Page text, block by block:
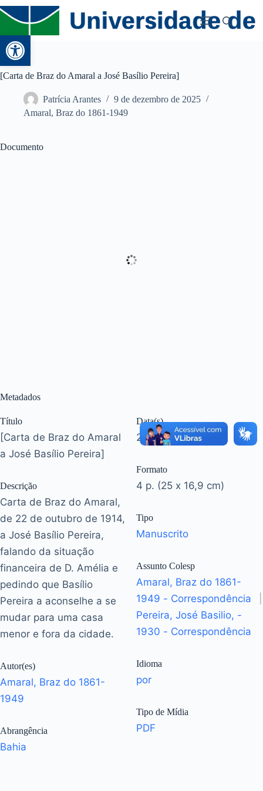
Abrir a barra de ferramentas
[Carta de Braz do Amaral a José Basílio Pereira]
Patrícia Arantes
9 de dezembro de 2025
Amaral, Braz do 1861-1949
Documento
Metadados
Título
[Carta de Braz do Amaral
a José Basílio Pereira]
Descrição
Carta de Braz do Amaral,
de 22 de outubro de 1914,
a José Basílio Pereira,
falando da situação
financeira de D. Amélia e
pedindo que Basílio
Pereira a aconselhe a se
mudar para uma casa
menor e fora da cidade.
Autor(es)
Amaral, Braz do 1861-
1949
Abrangência
Bahia
Data(s)
22 out. 1914
Formato
4 p. (25 x 16,9 cm)
Tipo
Manuscrito
Assunto Colesp
Amaral, Braz do 1861-
1949 - Correspondência
Pereira, José Basilio, -
1930 - Correspondência
Idioma
por
Tipo de Mídia
PDF